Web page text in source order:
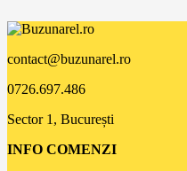
contact@buzunarel.ro
0726.697.486
Sector 1, București
INFO COMENZI